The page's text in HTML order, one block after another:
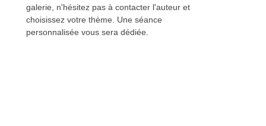
galerie, n'hésitez pas à contacter l'auteur et
choisissez votre thème. Une séance
personnalisée vous sera dédiée.